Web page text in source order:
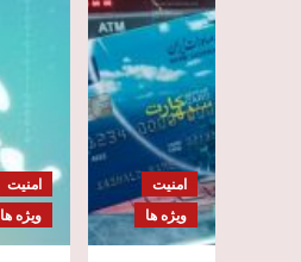
امنیت
ویژه ها
امنیت
ویژه ها